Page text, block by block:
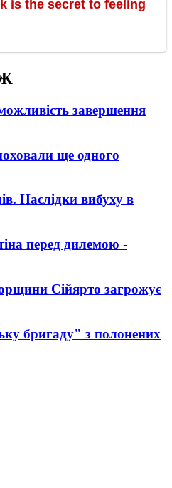
завершення
ще одного
Наслідки вибуху в
перед дилемою -
Сійярто загрожує
бригаду" з полонених